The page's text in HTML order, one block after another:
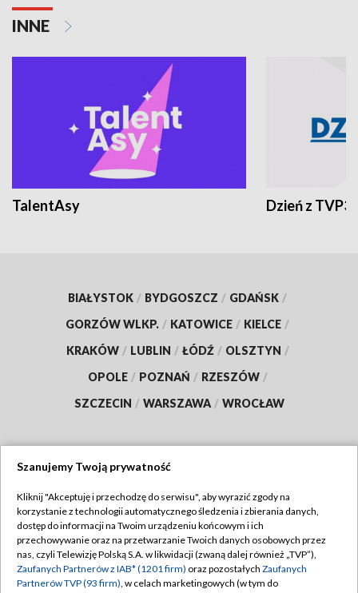
INNE
TalentAsy Dzień z TVP3
BIAŁYSTOK / BYDGOSZCZ / GDAŃSK /
GORZÓW WLKP. / KATOWICE / KIELCE /
KRAKÓW / LUBLIN / ŁÓDŹ / OLSZTYN /
OPOLE / POZNAŃ / RZESZÓW /
SZCZECIN / WARSZAWA / WROCŁAW
TVP
Abonament TVP
Emisja w TVP
Regulamin TVP
Polityka prywatności
Szanujemy Twoją prywatność
Kliknij "Akceptuję i przechodzę do serwisu", aby wyrazić zgody na
korzystanie z technologii automatycznego śledzenia i zbierania danych,
dostęp do informacji na Twoim urządzeniu końcowym i ich
przechowywanie oraz na przetwarzanie Twoich danych osobowych przez
nas, czyli Telewizję Polską S.A. w likwidacji (zwaną dalej również „TVP”),
Zaufanych Partnerów z IAB* (1201 firm) oraz pozostałych Zaufanych
Partnerów TVP (93 firm), w celach marketingowych (w tym do